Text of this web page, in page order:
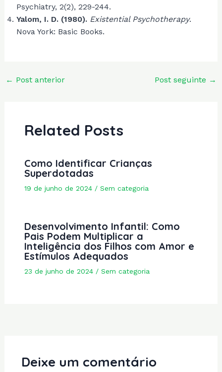
Psychiatry, 2(2), 229-244.
Yalom, I. D. (1980). Existential Psychotherapy.
Nova York: Basic Books.
Post
← Post anterior Post seguinte →
Related Posts
Como Identificar Crianças
Superdotadas
19 de junho de 2024 / Sem categoria
Desenvolvimento Infantil: Como
Pais Podem Multiplicar a
Inteligência dos Filhos com Amor e
Estímulos Adequados
23 de junho de 2024 / Sem categoria
Deixe um comentário